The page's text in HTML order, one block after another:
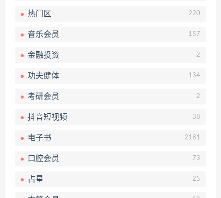
热门区 220
音乐会员 157
金融投资 2
功夫健体 134
考研会员 2
抖音短视频 38
电子书 2181
口腔会员 73
占星 25